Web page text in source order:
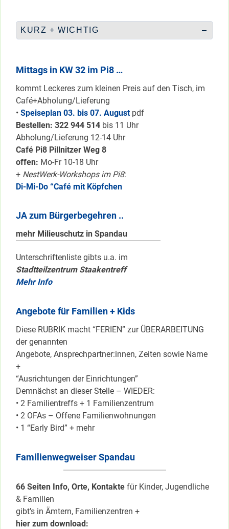
KURZ + WICHTIG
Mittags in KW 32 im Pi8 …
kommt Leckeres zum kleinen Preis auf den Tisch, im
Café+Abholung/Lieferung
• Speiseplan 03. bis 07. August pdf
Bestellen: 322 944 514 bis 11 Uhr
Abholung/Lieferung 12-14 Uhr
Café Pi8 Pillnitzer Weg 8
offen: Mo-Fr 10-18 Uhr
+ NestWerk-Workshops im Pi8:
Di-Mi-Do “Café mit Köpfchen
JA zum Bürgerbegehren ..
mehr Milieuschutz in Spandau
Unterschriftenliste gibts u.a. im
Stadtteilzentrum Staakentreff
Mehr Info
Angebote für Familien + Kids
Diese RUBRIK macht “FERIEN” zur ÜBERARBEITUNG
der genannten
Angebote, Ansprechpartner:innen, Zeiten sowie Name
+
“Ausrichtungen der Einrichtungen”
Demnächst an dieser Stelle – WIEDER:
• 2 Familientreffs + 1 Familienzentrum
• 2 OFAs – Offene Familienwohnungen
• 1 “Early Bird” + mehr
Familienwegweiser Spandau
66 Seiten Info, Orte, Kontakte für Kinder, Jugendliche
& Familien
gibt’s in Ämtern, Familienzentren +
hier zum download: